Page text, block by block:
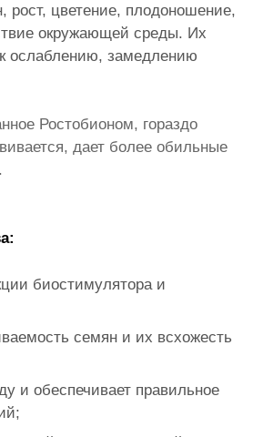
рост, цветение, плодоношение,
окружающей среды. Их
ослаблению, замедлению
Ростобионом, гораздо
дает более обильные
биостимулятора и
семян и их всхожесть
и обеспечивает правильное